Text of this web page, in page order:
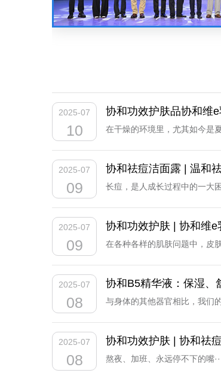
2025-07
10
协和功效护肤品协和维
在干燥的环境里，尤其如今是
皮肤学教授配方，以其显著的
促进皮肤细腻，同时为干燥的
而且产品不仅能涂抹在面部，
2025-07
09
协和祛痘洁面露 | 温和
长痘，是人成长过程中的一大
可净面控油，内可补水祛痘。
艾叶、甘草、库拉索芦荟、丹
损降低了30.4%，皮肤油脂降
2025-07
09
协和功效护肤 | 协和维
在各种各样的肌肤问题中，皮
发水分加速流失导致皮肤紧绷
只补水或侧重补水就类似扬汤
维生素e乳中的优秀产品。协
2025-07
08
协和B5精华液：保湿、
与身体的其他器官相比，我们
手，做好这三点，就能让皮肤
修护，指的是皮肤屏障受损后
2025-07
08
协和功效护肤 | 协和祛
熬夜、加班、永远停不下的嘴